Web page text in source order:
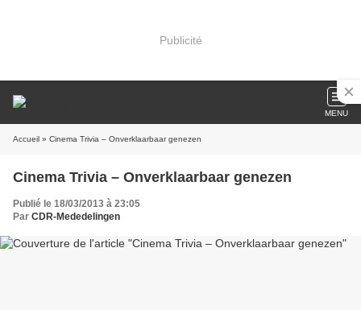
Publicité
MENU
Accueil » Cinema Trivia – Onverklaarbaar genezen
Cinema Trivia – Onverklaarbaar genezen
Publié le 18/03/2013 à 23:05
Par CDR-Mededelingen